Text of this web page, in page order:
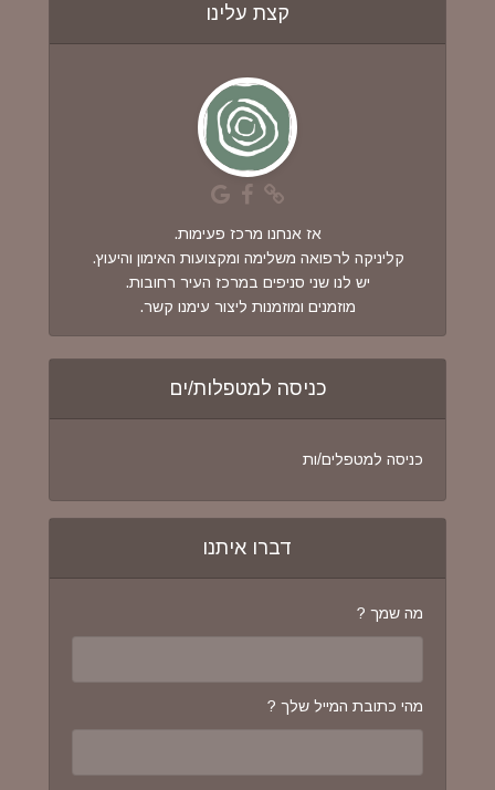
קצת עלינו
אז אנחנו מרכז פעימות.
קליניקה לרפואה משלימה ומקצועות האימון והיעוץ.
יש לנו שני סניפים במרכז העיר רחובות.
מוזמנים ומוזמנות ליצור עימנו קשר.
כניסה למטפלות/ים
כניסה למטפלים/ות
דברו איתנו
מה שמך ?
מהי כתובת המייל שלך ?